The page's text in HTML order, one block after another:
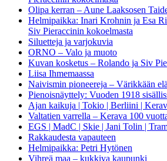
Olipa kerran – Aune Laaksosen
Helmipaikka: Inari Krohnin ja Esa
Siv Pieraccinin kokoelmasta
Siluetteja ja varjokuvia
ORNO – Valo ja muoto
Kuvan kosketus – Rolando ja Siv
Liisa Ihmemaassa
Naivismin pioneereja – Värikkään
Pienoisnäyttely: Vuoden 1918
Ajan kaikuja | Tokio | Berliini |
Valtatien varrella – Kerava 100
EGS | MadC | Skie | Jani Tolin |
Rakkaudesta vapauteen
Helmipaikka: Petri Hytönen
Vihreä maa – kukkiva kaupunki